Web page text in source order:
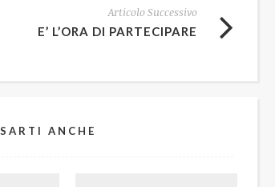
Articolo Successivo
E’ L’ORA DI PARTECIPARE
ANCHE